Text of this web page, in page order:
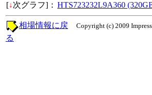
[↓次グラフ]： HTS723232L9A360
Copyright (c) 2009
相場情報に戻
る